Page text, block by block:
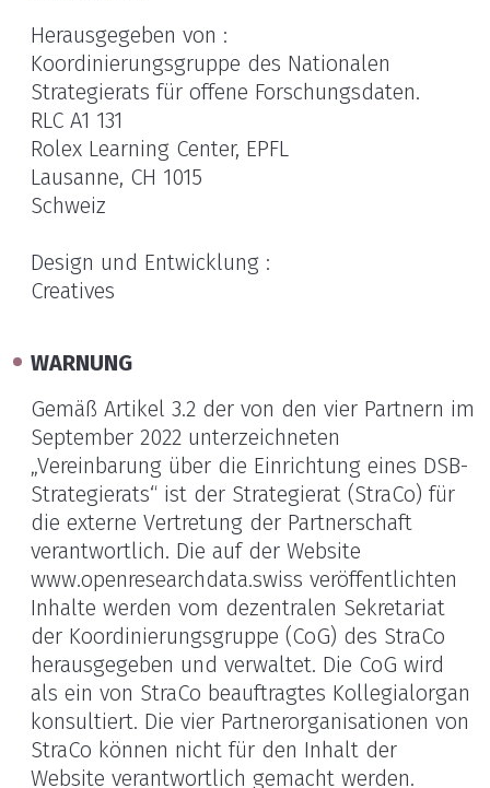
Herausgegeben von :
Koordinierungsgruppe des Nationalen
Strategierats für offene Forschungsdaten.
RLC A1 131
Rolex Learning Center, EPFL
Lausanne, CH 1015
Schweiz
Design und Entwicklung :
Creatives
WARNUNG
Gemäß Artikel 3.2 der von den vier Partnern im
September 2022 unterzeichneten
„Vereinbarung über die Einrichtung eines DSB-
Strategierats“ ist der Strategierat (StraCo) für
die externe Vertretung der Partnerschaft
verantwortlich. Die auf der Website
www.openresearchdata.swiss veröffentlichten
Inhalte werden vom dezentralen Sekretariat
der Koordinierungsgruppe (CoG) des StraCo
herausgegeben und verwaltet. Die CoG wird
als ein von StraCo beauftragtes Kollegialorgan
konsultiert. Die vier Partnerorganisationen von
StraCo können nicht für den Inhalt der
Website verantwortlich gemacht werden.